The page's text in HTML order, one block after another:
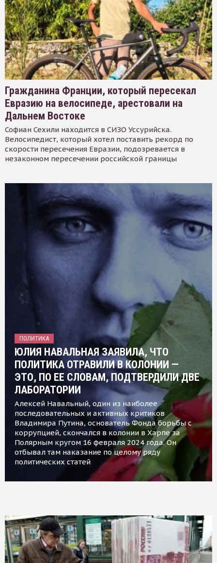
Гражданина Франции, который пересекал
Евразию на велосипеде, арестовали на
Дальнем Востоке
Софиан Сехили находится в СИЗО Уссурийска.
Велосипедист, который хотел поставить рекорд по
скорости пересечения Евразии, подозревается в
незаконном пересечении российской границы
ПОЛИТИКА
ЮЛИЯ НАВАЛЬНАЯ ЗАЯВИЛА, ЧТО
ПОЛИТИКА ОТРАВИЛИ В КОЛОНИИ —
ЭТО, ПО ЕЕ СЛОВАМ, ПОДТВЕРДИЛИ ДВЕ
ЛАБОРАТОРИИ
Алексей Навальный, один из наиболее
последовательных и активных критиков
Владимира Путина, основатель Фонда борьбы с
коррупцией, скончался в колонии в Харпе за
Полярным кругом 16 февраля 2024 года. Он
отбывал там наказание по целому ряду
политических статей